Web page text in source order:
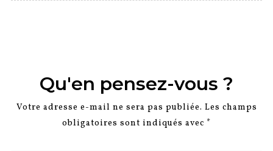
Qu'en pensez-vous ?
Votre adresse e-mail ne sera pas publiée. Les champs
obligatoires sont indiqués avec *